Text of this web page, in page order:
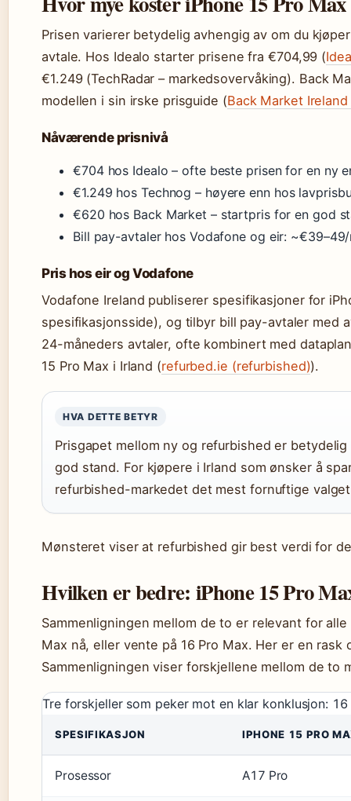
Prisen varierer betydelig avhengig av om du
avtale. Hos Idealo starter prisene fra €704,99 (
€1.249 (TechRadar – markedsovervåking). Back
modellen i sin irske prisguide (Back Market
Nåværende prisnivå
€704 hos Idealo – ofte beste prisen for en ny
€1.249 hos Technog – høyere enn hos
€620 hos Back Market – startpris for en god
Bill pay-avtaler hos Vodafone og eir:
Pris hos eir og Vodafone
Vodafone Ireland publiserer spesifikasjoner for
spesifikasjonsside), og tilbyr bill pay-avtaler med
24-måneders avtaler, ofte kombinert med
15 Pro Max i Irland (refurbed.ie (refurbished)).
HVA DETTE BETYR
Prisgapet mellom ny og refurbished er
god stand. For kjøpere i Irland som ønsker å
refurbished-markedet det mest fornuftige
Mønsteret viser at refurbished gir best verdi for
Hvilken er bedre: iPhone 15 Pro
Sammenligningen mellom de to er relevant for
Max nå, eller vente på 16 Pro Max. Her er en rask
Sammenligningen viser forskjellene mellom de to
Tre forskjeller som peker mot en klar konklusjon:
SPESIFIKASJON IPHONE 15 PRO
Prosessor A17 Pro